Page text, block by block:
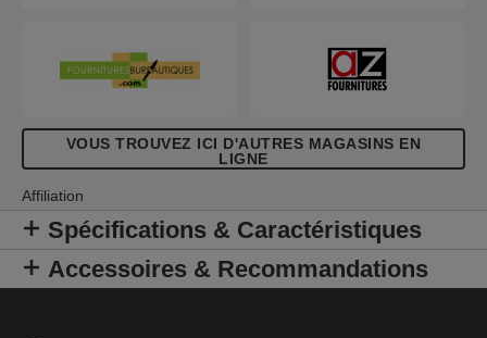
VOUS TROUVEZ ICI D'AUTRES MAGASINS EN
LIGNE
Affiliation
Spécifications & Caractéristiques
Accessoires & Recommandations